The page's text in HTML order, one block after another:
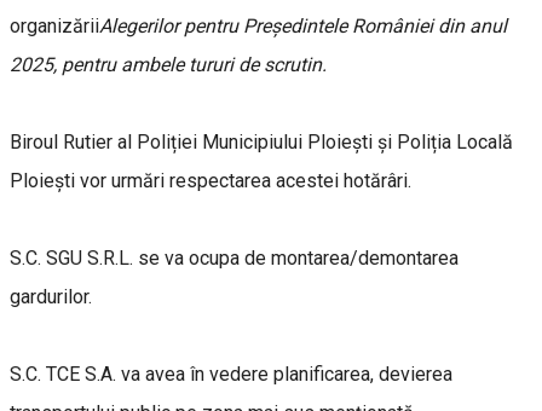
organizăriiAlegerilor pentru Președintele României din anul
2025, pentru ambele tururi de scrutin.
Biroul Rutier al Poliției Municipiului Ploiești și Poliția Locală
Ploiești vor urmări respectarea acestei hotărâri.
S.C. SGU S.R.L. se va ocupa de montarea/demontarea
gardurilor.
S.C. TCE S.A. va avea în vedere planificarea, devierea